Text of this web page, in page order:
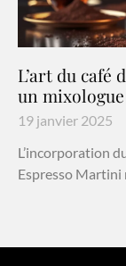
L’art du café
un
19 janvier 2025
L’incorporation
Espresso Martini